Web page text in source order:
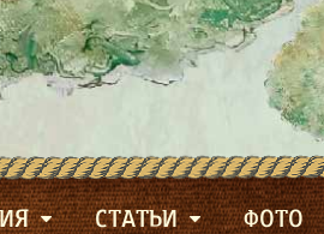
СТАТЬИ ФОТО